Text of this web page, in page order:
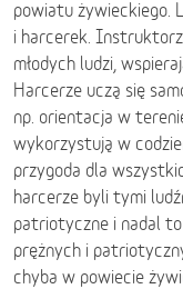
powiatu żywieckiego.
i harcerek.
młodych ludzi,
Harcerze uczą się
np. orientacja w
wykorzystują w
przygoda dla
harcerze byli tymi
patriotyczne i nadal to
prężnych i
chyba w powiecie